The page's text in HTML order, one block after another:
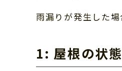
雨漏りが発生した
1: 屋根の状